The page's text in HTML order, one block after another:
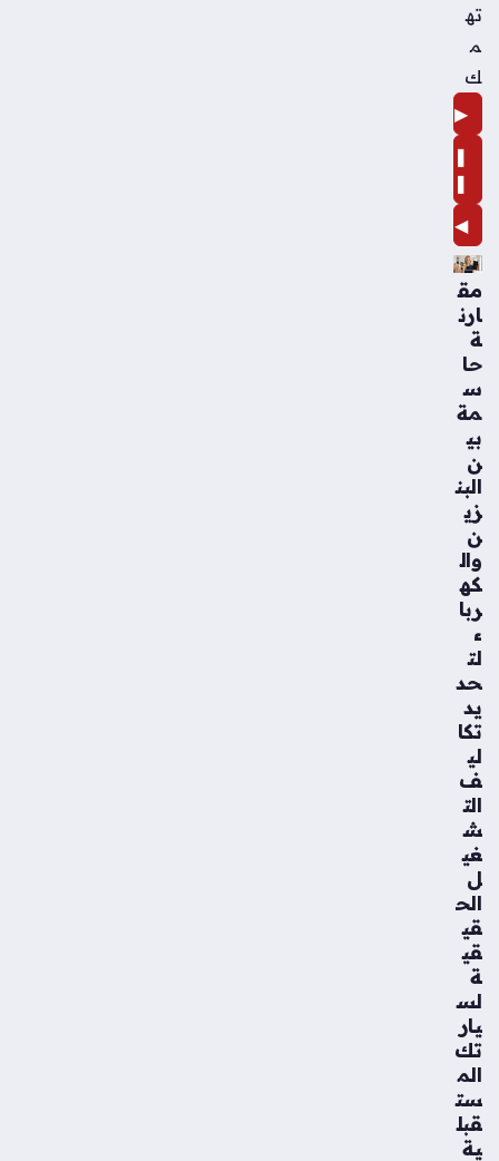
ته
م
ك
▶
❚
❚
◀
مق
ارن
ة
حا
س
مة
بي
ن
البن
زي
ن
وال
كه
ربا
ء
لت
حد
يد
تكا
لي
ف
الت
ش
غي
ل
الح
قي
قي
ة
لس
يار
تك
الم
ست
قبل
ية